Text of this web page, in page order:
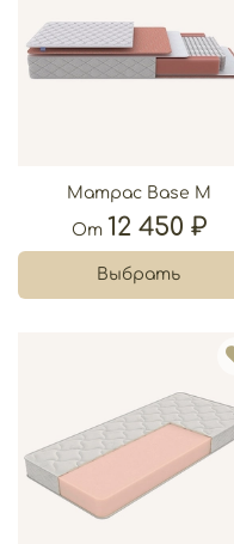
Матрас Base M
От 12 450 ₽
Выбрать